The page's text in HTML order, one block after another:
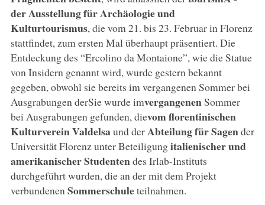
der Ausstellung für Archäologie und
Kulturtourismus, die vom 21. bis 23. Februar in Florenz
stattfindet, zum ersten Mal überhaupt präsentiert. Die
Entdeckung des “Ercolino da Montaione”, wie die Statue
von Insidern genannt wird, wurde gestern bekannt
gegeben, obwohl sie bereits im vergangenen Sommer bei
Ausgrabungen derSie wurde imvergangenenSommer
bei Ausgrabungen gefunden, dievom florentinischen
Kulturverein Valdelsaund derAbteilung für Sagender
Universität Florenz unter Beteiligungitalienischer und
amerikanischer Studentendes Irlab-Instituts
durchgeführt wurden, die an der mit dem Projekt
verbundenenSommerschuleteilnahmen.